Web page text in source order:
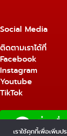
Social Media
ติดตามเราได้ที่
Facebook
Instagram
Youtube
TikTok
เราใช้คุกกี้เพื่อเพิ่ม